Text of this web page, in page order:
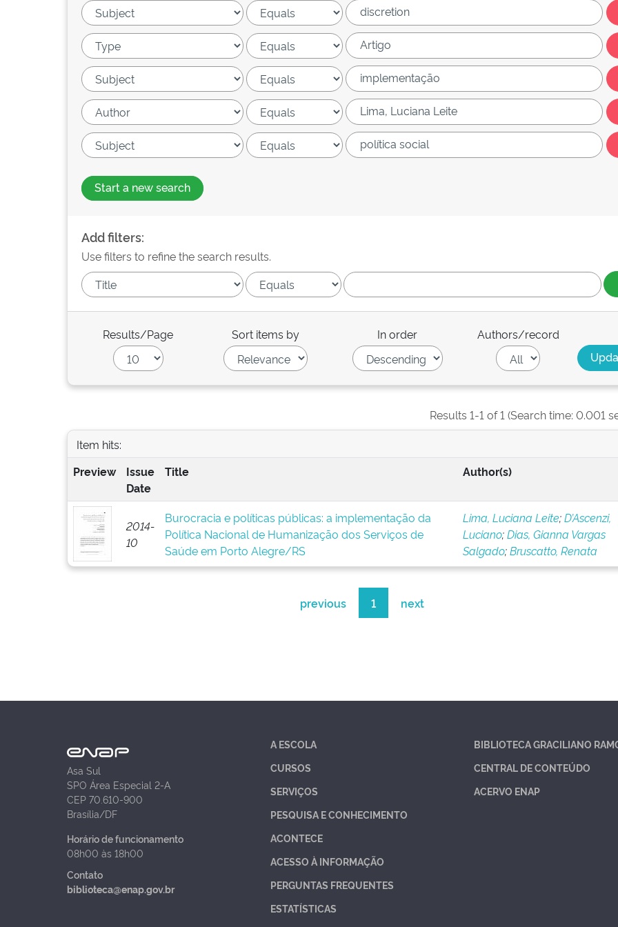
Start a new search
Add filters:
Use filters to refine the search results.
Results/Page Sort items by In order Authors/record
Results 1-1 of 1 (Search time: 0.001
Item hits:
Preview
Issue
Date
Title Author(s)
2014-
10
Burocracia e políticas públicas: a implementação da
Política Nacional de Humanização dos Serviços de
Saúde em Porto Alegre/RS
Lima, Luciana Leite;D’Ascenzi,
Luciano;Dias, Gianna Vargas
Salgado;Bruscatto, Renata
previous 1 next
Asa Sul
SPO Área Especial 2-A
CEP 70.610-900
Brasília/DF
Horário de funcionamento
08h00 às 18h00
Contato
biblioteca@enap.gov.br
A ESCOLA
CURSOS
SERVIÇOS
PESQUISA E CONHECIMENTO
ACONTECE
ACESSO À INFORMAÇÃO
PERGUNTAS FREQUENTES
ESTATÍSTICAS
BIBLIOTECA GRACILIANO
CENTRAL DE CONTEÚDO
ACERVO ENAP